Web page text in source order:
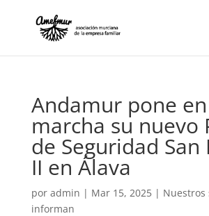
Andamur pone en
marcha su nuevo
de Seguridad San
II en Álava
por admin | Mar 15, 2025| Nuestros
informan